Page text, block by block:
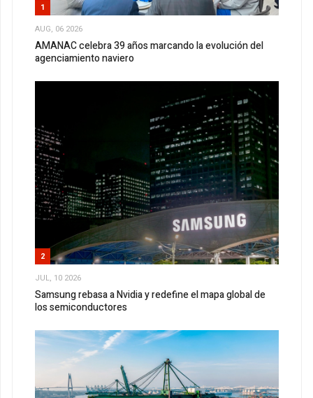
1
AUG, 06 2026
AMANAC celebra 39 años marcando la evolución del
agenciamiento naviero
2
JUL, 10 2026
Samsung rebasa a Nvidia y redefine el mapa global de
los semiconductores